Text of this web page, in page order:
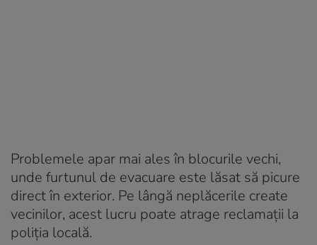
Problemele apar mai ales în blocurile vechi,
unde furtunul de evacuare este lăsat să picure
direct în exterior. Pe lângă neplăcerile create
vecinilor, acest lucru poate atrage reclamații la
poliția locală.